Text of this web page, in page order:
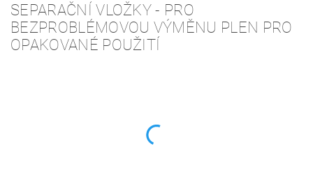
SEPARAČNÍ VLOŽKY - PRO
BEZPROBLÉMOVOU VÝMĚNU PLEN PRO
OPAKOVANÉ POUŽITÍ